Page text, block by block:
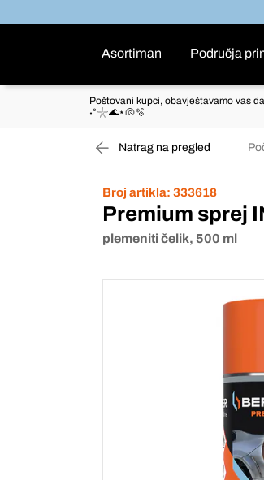
Asortiman Područja
Poštovani kupci, obavještavamo vas
˖°𓇼🌊⋆🐚🫧
Natrag na pregled
Broj artikla: 333618
Premium sprej
plemeniti čelik, 500 ml